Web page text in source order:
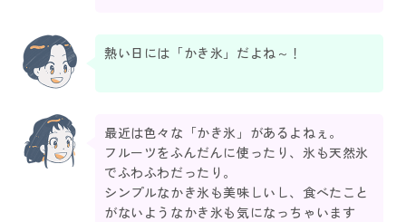
熱い日には「かき氷」だよね～！
最近は色々な「かき氷」があるよねぇ。
フルーツをふんだんに使ったり、氷も天然氷
でふわふわだったり。
シンプルなかき氷も美味しいし、食べたこと
がないようなかき氷も気になっちゃいます